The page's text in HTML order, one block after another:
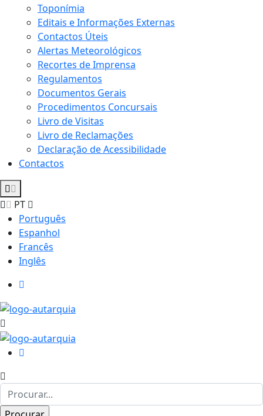
Toponímia
Editais e Informações Externas
Contactos Úteis
Alertas Meteorológicos
Recortes de Imprensa
Regulamentos
Documentos Gerais
Procedimentos Concursais
Livro de Visitas
Livro de Reclamações
Declaração de Acessibilidade
Contactos
PT
Português
Espanhol
Francês
Inglês